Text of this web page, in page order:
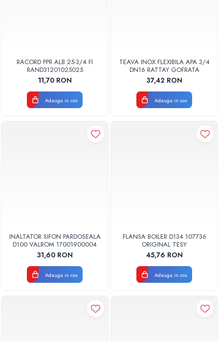
RACORD PPR ALB 25-3/4 FI
RAND31201025025
11,70 RON
Adauga in cos
TEAVA INOX FLEXIBILA APA 3/4
DN16 RATTAY GOFRATA
37,42 RON
Adauga in cos
INALTATOR SIFON PARDOSEALA
D100 VALROM 17001900004
31,60 RON
Adauga in cos
FLANSA BOILER D134 107736
ORIGINAL TESY
45,76 RON
Adauga in cos